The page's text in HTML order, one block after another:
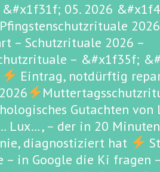
05. 2026
– Schutzrituale 2026 –
– &#x1f35f;
Eintrag, notdürftig
Gutachten
Lux…, – der in 20
diagnostiziert hat
– in Google die Ki fragen